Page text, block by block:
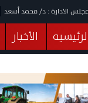
الادارة : د/ محمد أسعد
الأخبار
البرلمان